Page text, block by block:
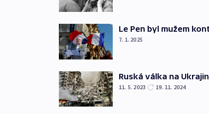
Le Pen byl mužem
7. 1. 2025
Ruská válka na
11. 5. 2023 19. 11. 2024